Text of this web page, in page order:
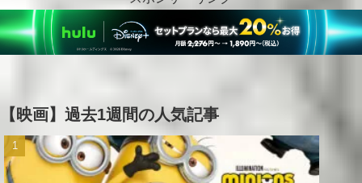
【映画】過去1週間の人気記事